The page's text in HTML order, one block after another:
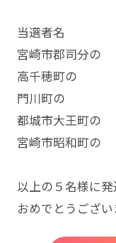
当選者名
宮崎市郡司
高千穂町の
門川町の
都城市大王町
宮崎市昭和
以上の５名様に発
おめでとうござい